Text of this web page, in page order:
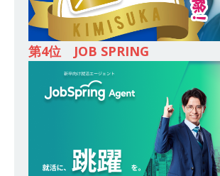
業が手がける賃貸アパート
行う ｜ 年間休日125日以上
な私服出社OK ｜ 土日祝完
ド上場 明豊エンタープラ
ロパティーズ
体育会積
[ 2026年5月14日 ]
【 28卒
ー｜東京勤務・転勤なし ｜
第4位 JOB SPRING